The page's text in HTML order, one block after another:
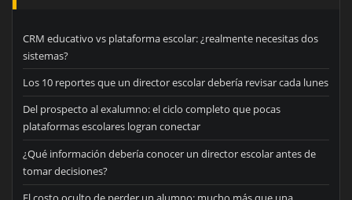
CRM educativo vs plataforma escolar: ¿realmente necesitas dos
sistemas?
Los 10 reportes que un director escolar debería revisar cada lunes
Del prospecto al exalumno: el ciclo completo que pocas
plataformas escolares logran conectar
¿Qué información debería conocer un director escolar antes de
tomar decisiones?